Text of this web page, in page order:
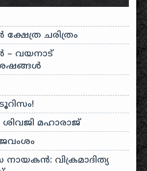
ചരിത്രം
– വയനാട്
മഹാരാജ്
വിക്രമാദിത്യ